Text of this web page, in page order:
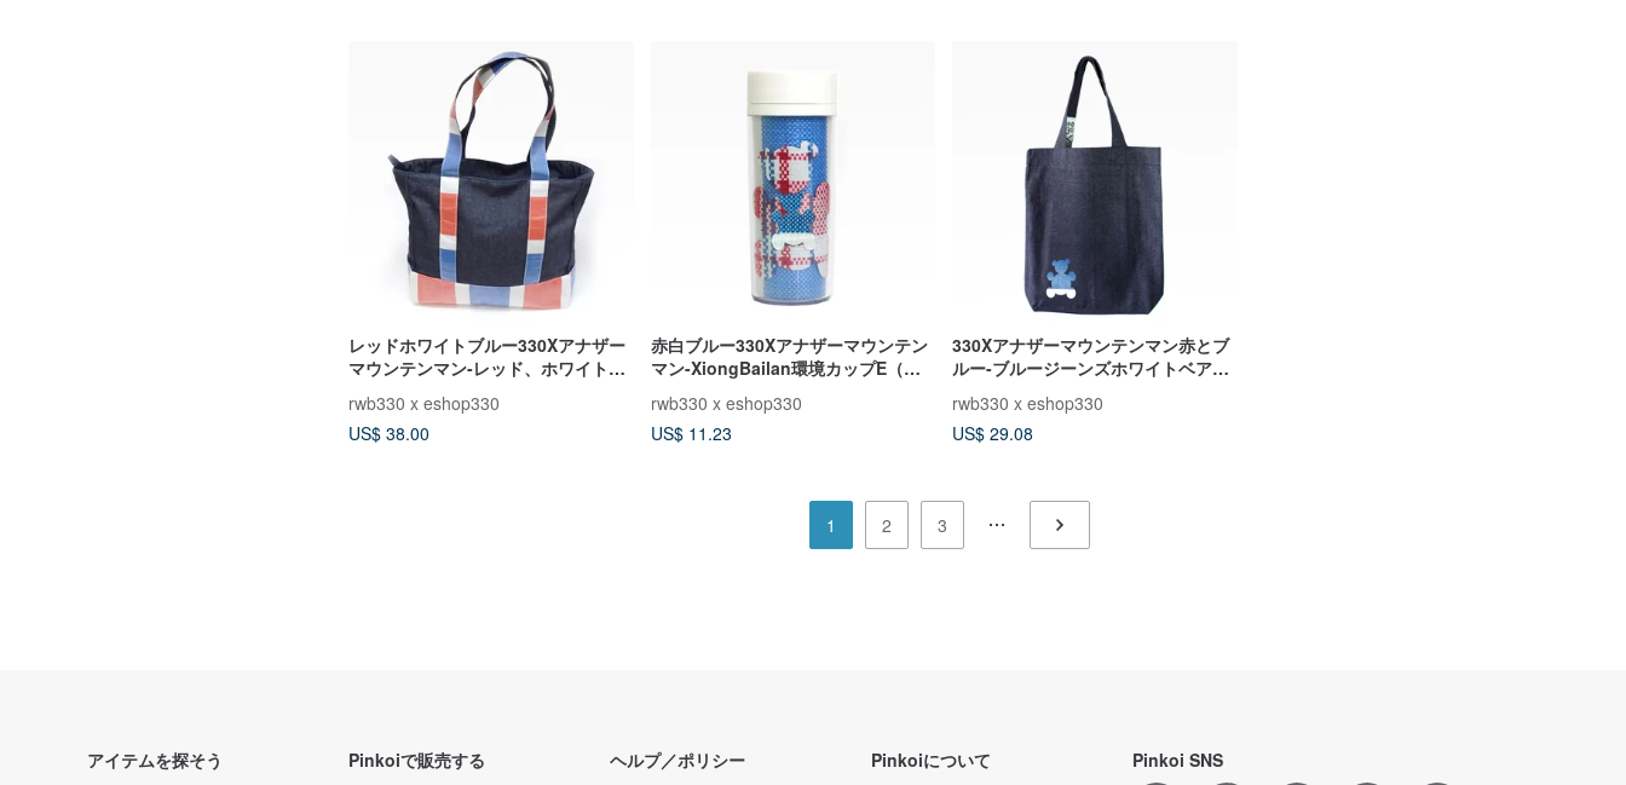
レッドホワイトブルー330Xアナザー
マウンテンマン-レッド、ホワイト、
rwb330 x eshop330
US$ 38.00
赤白ブルー330Xアナザーマウンテン
マン-XiongBailan環境カップE（リ
rwb330 x eshop330
US$ 11.23
330Xアナザーマウンテンマン赤とブ
ルー-ブルージーンズホワイトベアバ
rwb330 x eshop330
US$ 29.08
1 2 3
アイテムを探そう Pinkoiで販売する ヘルプ／ポリシー Pinkoiについて Pinkoi SNS